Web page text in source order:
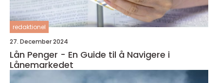
redaktionel
27. December 2024
Lån Penger - En Guide til å Navigere i
Lånemarkedet